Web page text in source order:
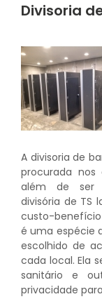
Divisoria
A divisoria de
procurada nos
além de ser
divisória de TS
custo-
é uma espécie
escolhido de
cada local. Ela
sanitário e
privacidade